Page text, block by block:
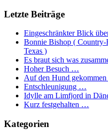
Letzte Beiträge
Eingeschränkter Blick
Bonnie Bishop (
Texas )
Es braut sich was
Hoher Besuch …
Auf den Hund
Entschleunigung …
Idylle am Limfjord in
Kurz festgehalten …
Kategorien